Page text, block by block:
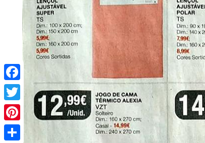
Pinterest